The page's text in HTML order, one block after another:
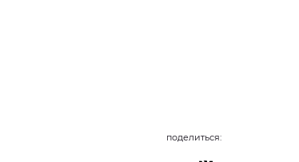
поделиться: